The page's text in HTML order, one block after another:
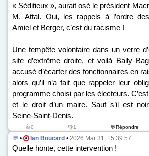
« Séditieux », aurait osé le président
M. Attal. Oui, les rappels à l’ordre
Amiel et Berger, c’est du racisme !
Une tempête volontaire dans un verre
site d’extrême droite, et voilà Bally
accusé d’écarter des fonctionnaires en
alors qu’il n’a fait que rappeler leur
programme choisi par les électeurs.
et le droit d’un maire. Sauf s’il est
Seine-Saint-Denis.
👍0 👎1 💬Répondre
💬 • Ian Boucard • 2026 Mar 31, 15:39:57
Quelle honte, cette intervention !